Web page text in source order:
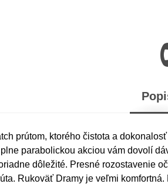
prútom, ktorého čistota a
parabolickou akciou vám dovolí
dôležité. Presné rozostavenie
Rukoväť Dramy je veľmi